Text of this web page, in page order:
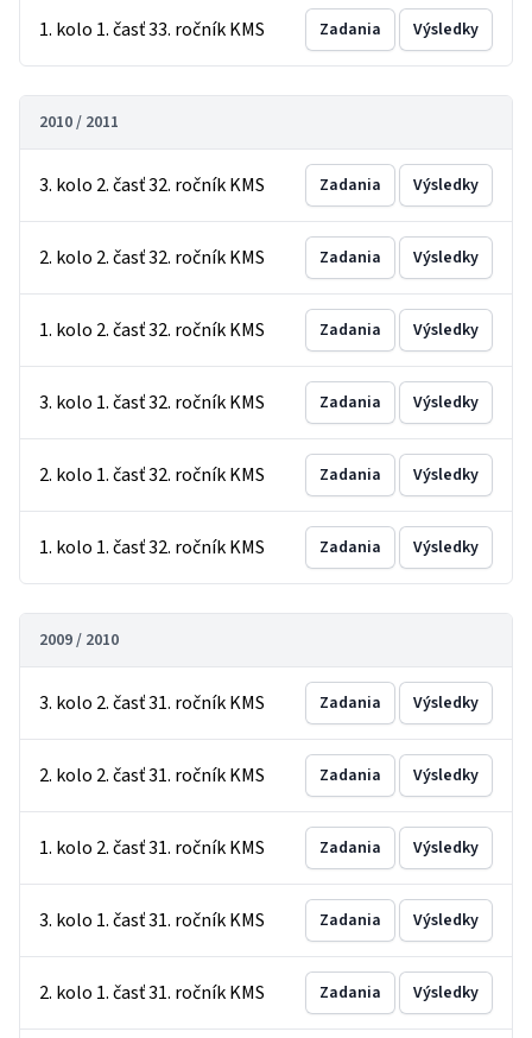
1. kolo 1. časť 33. ročník KMS Zadania Výsledky
2010 / 2011
3. kolo 2. časť 32. ročník KMS Zadania Výsledky
2. kolo 2. časť 32. ročník KMS Zadania Výsledky
1. kolo 2. časť 32. ročník KMS Zadania Výsledky
3. kolo 1. časť 32. ročník KMS Zadania Výsledky
2. kolo 1. časť 32. ročník KMS Zadania Výsledky
1. kolo 1. časť 32. ročník KMS Zadania Výsledky
2009 / 2010
3. kolo 2. časť 31. ročník KMS Zadania Výsledky
2. kolo 2. časť 31. ročník KMS Zadania Výsledky
1. kolo 2. časť 31. ročník KMS Zadania Výsledky
3. kolo 1. časť 31. ročník KMS Zadania Výsledky
2. kolo 1. časť 31. ročník KMS Zadania Výsledky